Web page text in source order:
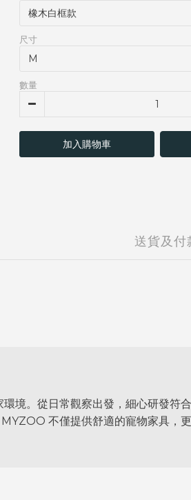
尺寸
數量
加入購物車
送貨及付
境。從日常觀察出發，細心研發符
不僅提供舒適的寵物家具，